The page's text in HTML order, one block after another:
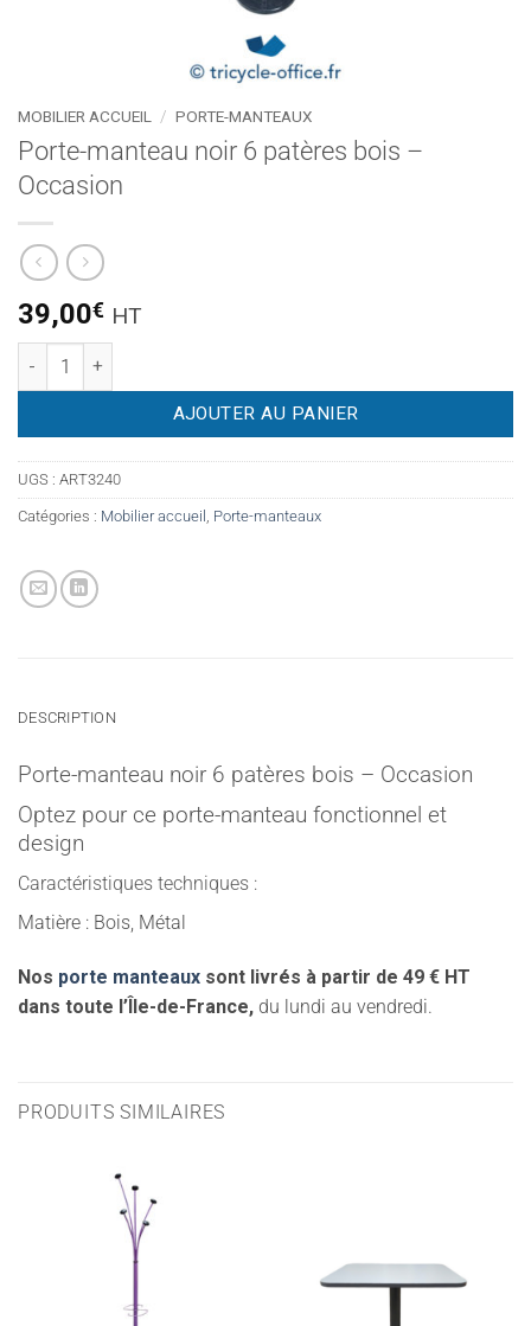
MOBILIER ACCUEIL / PORTE-MANTEAUX
Porte-manteau noir 6 patères bois –
Occasion
39,00€ HT
quantité de Porte-manteau noir 6 patères bois - Occasion
AJOUTER AU PANIER
UGS : ART3240
Catégories : Mobilier accueil , Porte-manteaux
DESCRIPTION
Porte-manteau noir 6 patères bois – Occasion
Optez pour ce porte-manteau fonctionnel et
design
Caractéristiques techniques :
Matière : Bois, Métal
Nos porte manteaux sont livrés à partir de 49 € HT
dans toute l’Île-de-France, du lundi au vendredi.
PRODUITS SIMILAIRES